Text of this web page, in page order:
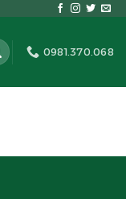
0981.370.068